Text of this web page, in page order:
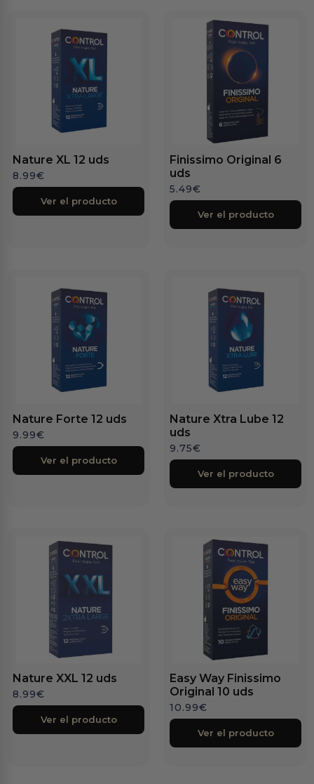
Nature XL 12 uds
8.99€
Ver el producto
Finissimo Original 6
uds
5.49€
Ver el producto
Nature Forte 12 uds
9.99€
Ver el producto
Nature Xtra Lube 12
uds
9.75€
Ver el producto
Nature XXL 12 uds
8.99€
Ver el producto
Easy Way Finissimo
Original 10 uds
10.99€
Ver el producto